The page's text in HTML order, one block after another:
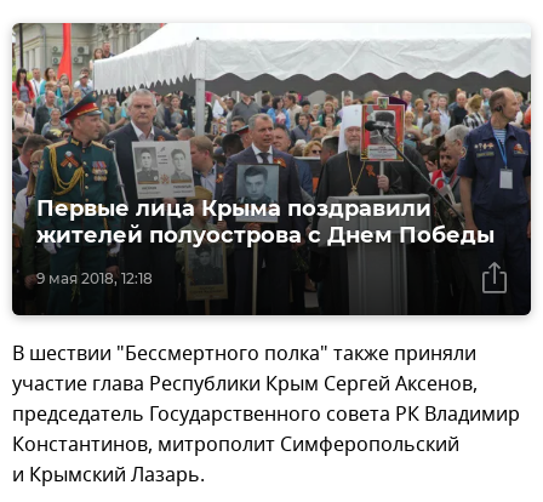
9 мая 2018, 12:18
Первые лица Крыма поздравили
жителей полуострова с Днем Победы
В шествии "Бессмертного полка" также приняли
участие глава Республики Крым Сергей Аксенов,
председатель Государственного совета РК Владимир
Константинов, митрополит Симферопольский
и Крымский Лазарь.